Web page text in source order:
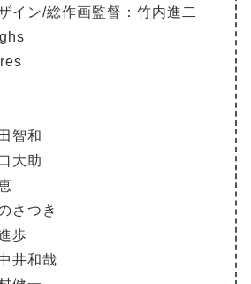
イン/総作画監督：竹内進二
智和
大助
さつき
歩
井和哉